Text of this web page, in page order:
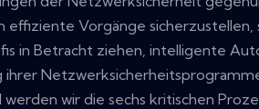
effiziente Vorgänge sicherzustellen,
in Betracht ziehen, intelligente
wir die sechs kritischen